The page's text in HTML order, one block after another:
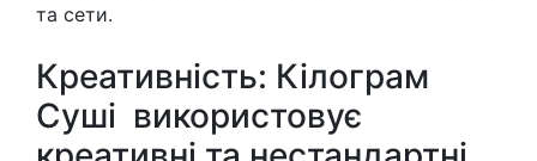
та сети.
Креативність: Кілограм
Суші використовує